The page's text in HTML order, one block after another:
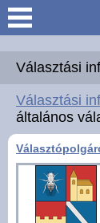
Keresés
Köszöntő
Hírek
Felsőrajk
Választási
Választási
általános